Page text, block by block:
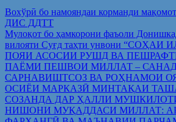
Вохўрӣ бо намояндаи корманди
ДИС ДДТТ
Мулоқот бо ҳамкорони фаъоли
вилояти Суғд таҳти унвони
ПОЯИ АСОСИИ РУШД ВА
ПАЁМИ ПЕШВОИ МИЛЛАТ –
САРНАВИШТСОЗ ВА РОҲНАМОИ
ОСИЁИ МАРКАЗӢ МИНТАҚАИ
СОЗАНДА ДАР ҲАЛЛИ
НИШОНИ МУҚАДДАСИ МИЛЛАТ: